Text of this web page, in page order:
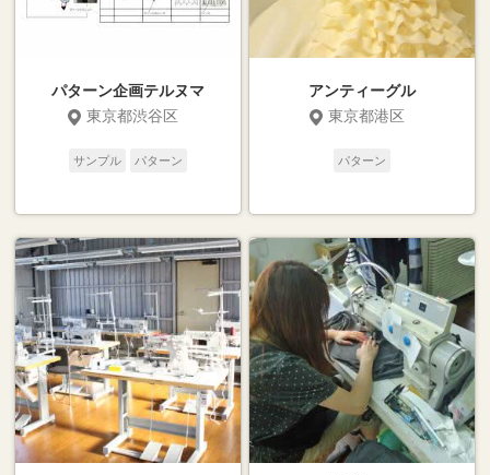
パターン企画テルヌマ
東京都渋谷区
サンプル パターン
アンティーグル
東京都港区
パターン